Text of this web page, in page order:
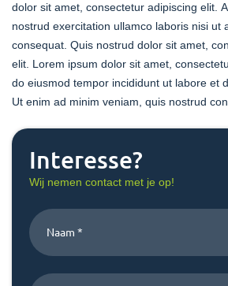
dolor sit amet, consectetur adipiscing elit. Ad minim veniam, quis
nostrud exercitation ullamco laboris nisi ut aliquip ex ea commodo
consequat. Quis nostrud dolor sit amet, consectetur adipiscing
elit. Lorem ipsum dolor sit amet, consectetur adipiscing elit, sed
do eiusmod tempor incididunt ut labore et dolore magna aliqua.
Ut enim ad
Interesse?
Wij nemen contact met je op!